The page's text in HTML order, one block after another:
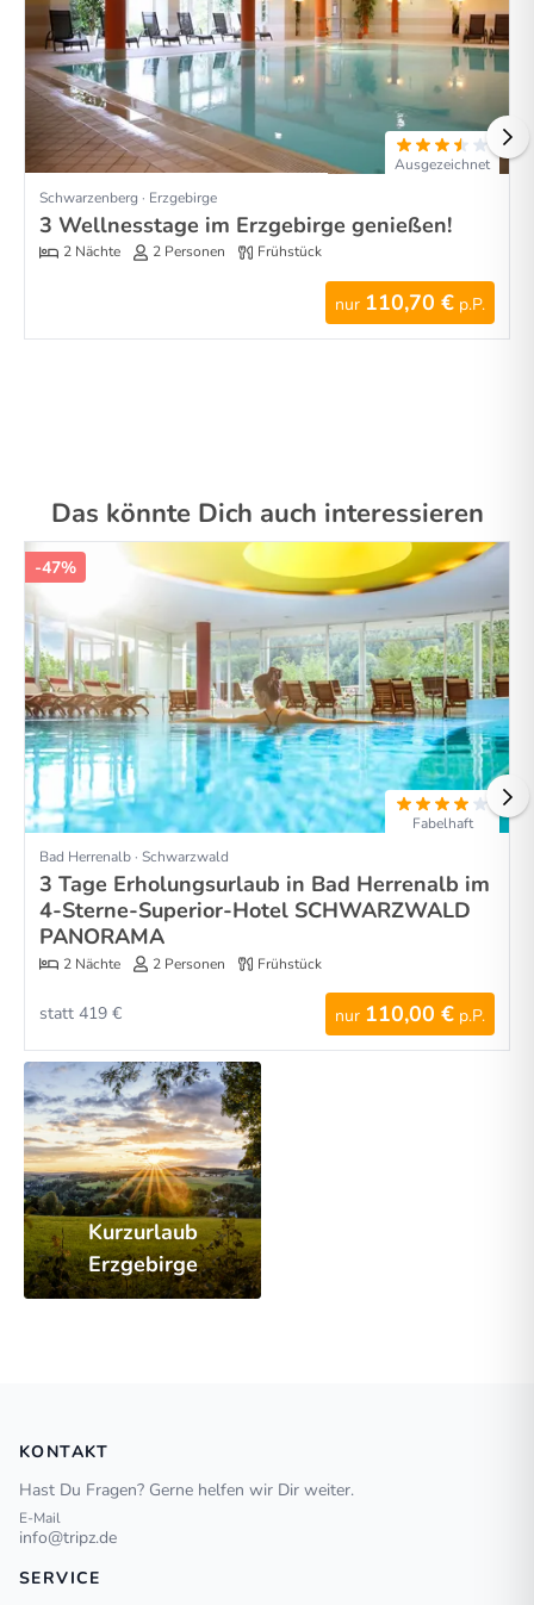
Ausgezeichnet
Schwarzenberg · Erzgebirge
3 Wellnesstage im Erzgebirge genießen!
2 Nächte 2 Personen Frühstück
nur 110,70 € p.P.
Das könnte Dich auch interessieren
-47%
Fabelhaft
Bad Herrenalb · Schwarzwald
3 Tage Erholungsurlaub in Bad Herrenalb im
4-Sterne-Superior-Hotel SCHWARZWALD
PANORAMA
2 Nächte 2 Personen Frühstück
nur 110,00 € p.P.
statt 419 €
Kurzurlaub
Erzgebirge
KONTAKT
Hast Du Fragen? Gerne helfen wir Dir weiter.
E-Mail
info@tripz.de
SERVICE